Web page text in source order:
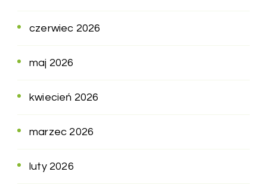
czerwiec 2026
maj 2026
kwiecień 2026
marzec 2026
luty 2026